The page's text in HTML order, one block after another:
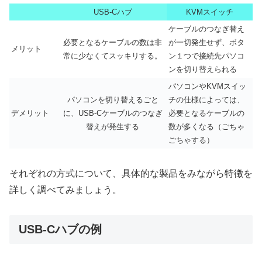
USB-Cハブ KVMスイッチ
メリット
必要となるケーブルの数は非
常に少なくてスッキリする。
ケーブルのつなぎ替え
が一切発生せず、ボタ
ン１つで接続先パソコ
ンを切り替えられる
デメリット
パソコンを切り替えるごと
に、USB-Cケーブルのつなぎ
替えが発生する
パソコンやKVMスイッ
チの仕様によっては、
必要となるケーブルの
数が多くなる（ごちゃ
ごちゃする）
それぞれの方式について、具体的な製品をみながら特徴を
詳しく調べてみましょう。
USB-Cハブの例